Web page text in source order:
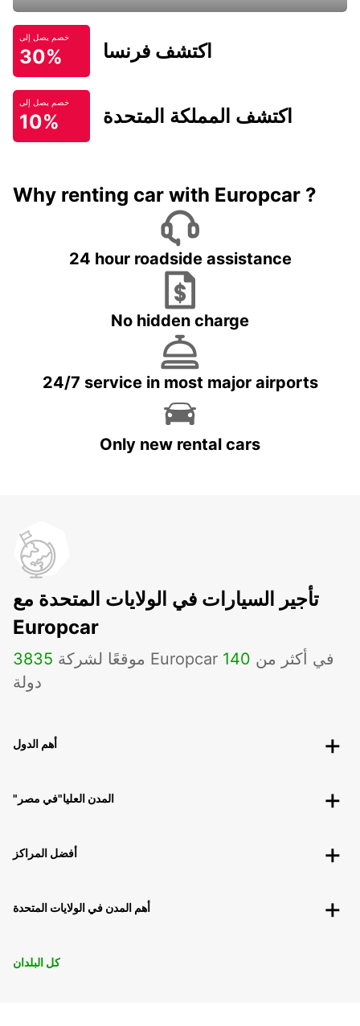
خصم يصل إلى
30% اكتشف فرنسا
خصم يصل إلى
10% اكتشف المملكة المتحدة
Why renting car with Europcar ?
24 hour roadside assistance
No hidden charge
24/7 service in most major airports
Only new rental cars
تأجير السيارات في الولايات المتحدة مع
Europcar
3835 موقعًا لشركة Europcar في أكثر من 140
دولة
أهم الدول
"المدن العليا"في مصر
أفضل المراكز
أهم المدن في الولايات المتحدة
كل البلدان